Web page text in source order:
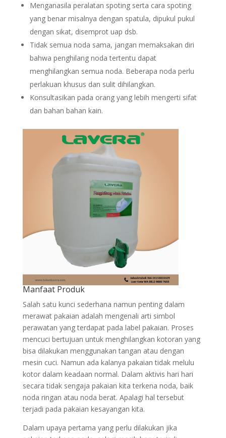
Menganasila peralatan spoting serta cara spoting
yang benar misalnya dengan spatula, dipukul pukul
dengan sikat, disemprot uap dsb.
Tidak semua noda sama, jangan memaksakan diri
bahwa penghilang noda tertentu dapat
menghilangkan semua noda. Beberapa noda perlu
perlakuan khusus dan sulit dihilangkan.
Konsultasikan pada orang yang lebih mengerti sifat
dan bahan bahan kain.
Manfaat Produk
Salah satu kunci sederhana namun penting dalam
merawat pakaian adalah mengenali arti simbol
perawatan yang terdapat pada label pakaian. Proses
mencuci bertujuan untuk menghilangkan kotoran yang
bisa dilakukan menggunakan tangan atau dengan
mesin cuci. Namun ada kalanya pakaian tidak melulu
kotor dalam keadaan normal. Dalam aktivis hari hari
secara tidak sengaja pakaian kita terkena noda, baik
noda ringan atau noda berat. Apalagi hal tersebut
terjadi pada pakaian kesayangan kita.
Dalam upaya pertama yang perlu dilakukan jika